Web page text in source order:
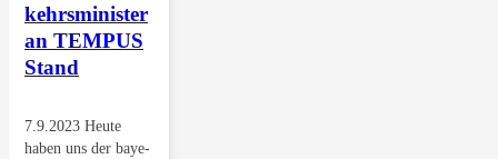
kehrs­mi­nis­ter
an TEMPUS
Stand
7.9.2023 Heu­te
haben uns der baye­